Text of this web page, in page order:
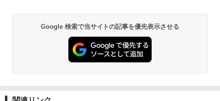
Google 検索で当サイトの記事を優先表示させる